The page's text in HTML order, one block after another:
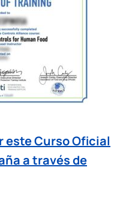
este Curso Oficial
a través de